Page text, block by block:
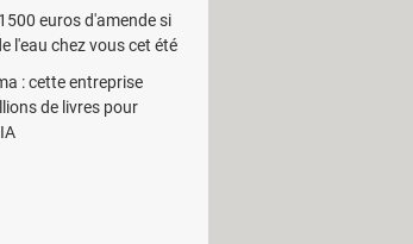
l'intervalle
le navigateur. A
mot de passe. Ce
euros d'amende si
l'eau chez vous cet été
: cette entreprise
de livres pour